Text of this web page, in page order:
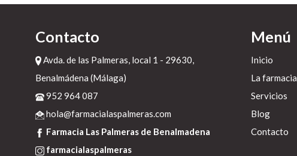
Contacto
Avda. de las Palmeras, local 1 - 29630,
Benalmádena (Málaga)
952 964 087
hola@farmacialaspalmeras.com
Farmacia Las Palmeras de Benalmadena
farmacialaspalmeras
Menú
Inicio
La farmacia
Servicios
Blog
Contacto